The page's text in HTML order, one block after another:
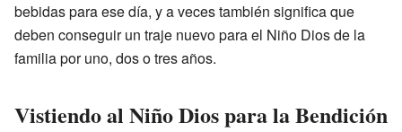
bebidas para ese día, y a veces también significa que
deben conseguir un traje nuevo para el Niño Dios de la
familia por uno, dos o tres años.
Vistiendo al Niño Dios para la Bendición